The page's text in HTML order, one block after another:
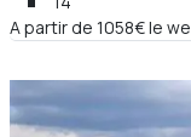
A partir de 1058€ le we